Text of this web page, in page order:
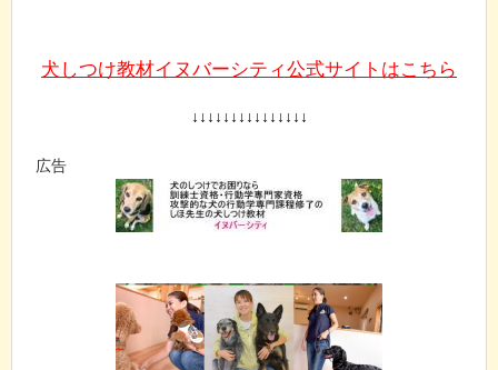
犬しつけ教材イヌバーシティ公式サイトはこちら
↓↓↓↓↓↓↓↓↓↓↓↓↓↓↓
広告